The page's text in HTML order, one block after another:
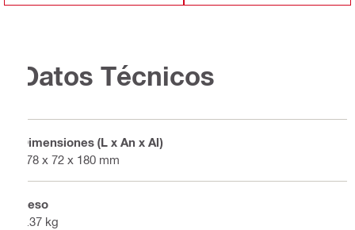
Datos Técnicos
Dimensiones (L x An x Al)
478 x 72 x 180 mm
Peso
3.37 kg